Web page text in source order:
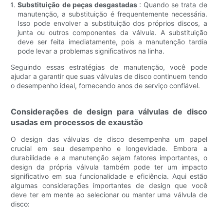
Substituição de peças desgastadas : Quando se trata de
manutenção, a substituição é frequentemente necessária.
Isso pode envolver a substituição dos próprios discos, a
junta ou outros componentes da válvula. A substituição
deve ser feita imediatamente, pois a manutenção tardia
pode levar a problemas significativos na linha.
Seguindo essas estratégias de manutenção, você pode
ajudar a garantir que suas válvulas de disco continuem tendo
o desempenho ideal, fornecendo anos de serviço confiável.
Considerações de design para válvulas de disco
usadas em processos de exaustão
O design das válvulas de disco desempenha um papel
crucial em seu desempenho e longevidade. Embora a
durabilidade e a manutenção sejam fatores importantes, o
design da própria válvula também pode ter um impacto
significativo em sua funcionalidade e eficiência. Aqui estão
algumas considerações importantes de design que você
deve ter em mente ao selecionar ou manter uma válvula de
disco: